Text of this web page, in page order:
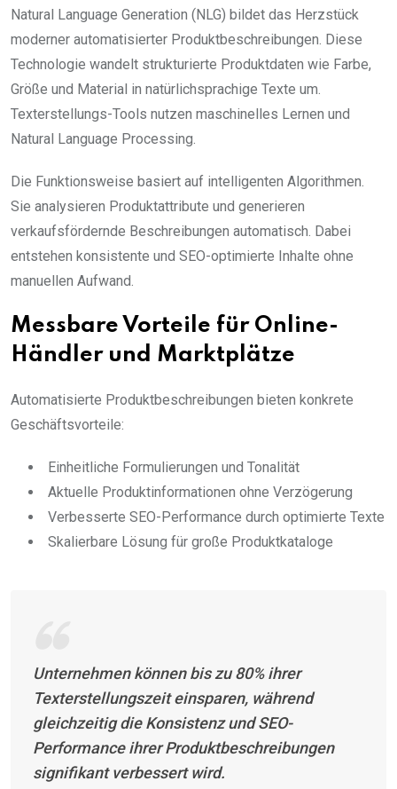
Natural Language Generation (NLG) bildet das Herzstück
moderner automatisierter Produktbeschreibungen. Diese
Technologie wandelt strukturierte Produktdaten wie Farbe,
Größe und Material in natürlichsprachige Texte um.
Texterstellungs-Tools nutzen maschinelles Lernen und
Natural Language Processing.
Die Funktionsweise basiert auf intelligenten Algorithmen.
Sie analysieren Produktattribute und generieren
verkaufsfördernde Beschreibungen automatisch. Dabei
entstehen konsistente und SEO-optimierte Inhalte ohne
manuellen Aufwand.
Messbare Vorteile für Online-
Händler und Marktplätze
Automatisierte Produktbeschreibungen bieten konkrete
Geschäftsvorteile:
Einheitliche Formulierungen und Tonalität
Aktuelle Produktinformationen ohne Verzögerung
Verbesserte SEO-Performance durch optimierte Texte
Skalierbare Lösung für große Produktkataloge
Unternehmen können bis zu 80% ihrer
Texterstellungszeit einsparen, während
gleichzeitig die Konsistenz und SEO-
Performance ihrer Produktbeschreibungen
signifikant verbessert wird.